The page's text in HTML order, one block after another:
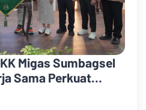
Migas Sumbagsel
Sama Perkuat